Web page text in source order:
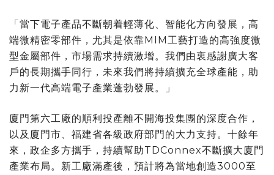
「當下電子產品不斷朝着輕薄化、智能化方向發展，高
端微精密零部件，尤其是依靠MIM工藝打造的高強度微
型金屬部件，市場需求持續激增。我們由衷感謝廣大客
戶的長期攜手同行，未來我們將持續擴充全球產能，助
力新一代高端電子產業蓬勃發展。」
廈門第六工廠的順利投產離不開海投集團的深度合作，
以及廈門市、福建省各級政府部門的大力支持。十餘年
來，政企多方攜手，持續幫助TDConnex不斷擴大廈門
產業布局。新工廠滿產後，預計將為當地創造3000至